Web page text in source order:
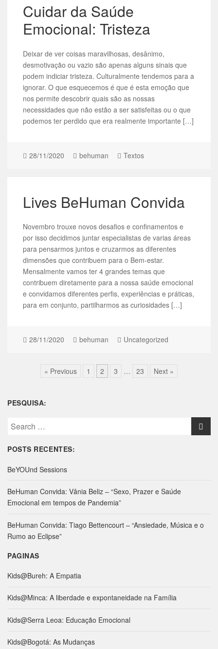
Cuidar da Saúde
Emocional: Tristeza
Deixar de ver coisas maravilhosas, desânimo,
desmotivação ou vazio são apenas alguns sinais que
podem indiciar tristeza. Culturalmente tendemos para a
ignorar. O que esquecemos é que é esta emoção que
nos permite descobrir quais são as nossas
necessidades que não estão a ser satisfeitas ou o que
podemos ter perdido que era realmente importante […]
28/11/2020 behuman Textos
Lives BeHuman Convida
Novembro trouxe novos desafios e confinamentos e
por isso decidimos juntar especialistas de varias áreas
para pensarmos juntos e cruzarmos as diferentes
dimensões que contribuem para o Bem-estar.
Mensalmente vamos ter 4 grandes temas que
contribuem diretamente para a nossa saúde emocional
e convidamos diferentes perfis, experiências e práticas,
para em conjunto, partilharmos as curiosidades […]
28/11/2020 behuman Uncategorized
« Previous 1 2 3 … 23 Next »
PESQUISA:
S
a
c
f
o
:
POSTS RECENTES:
BeYOUnd Sessions
BeHuman Convida: Vânia Beliz – “Sexo, Prazer e Saúde
Emocional em tempos de Pandemia”
BeHuman Convida: Tiago Bettencourt – “Ansiedade, Música e o
Rumo ao Eclipse”
PAGINAS
Kids@Bureh: A Empatia
Kids@Minca: A liberdade e expontaneidade na Família
Kids@Serra Leoa: Educação Emocional
Kids@Bogotá: As Mudanças